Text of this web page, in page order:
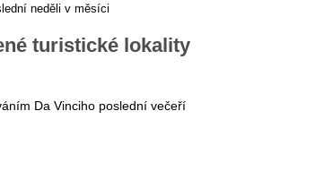
neděli v měsíci
turistické lokality
Da Vinciho poslední večeří